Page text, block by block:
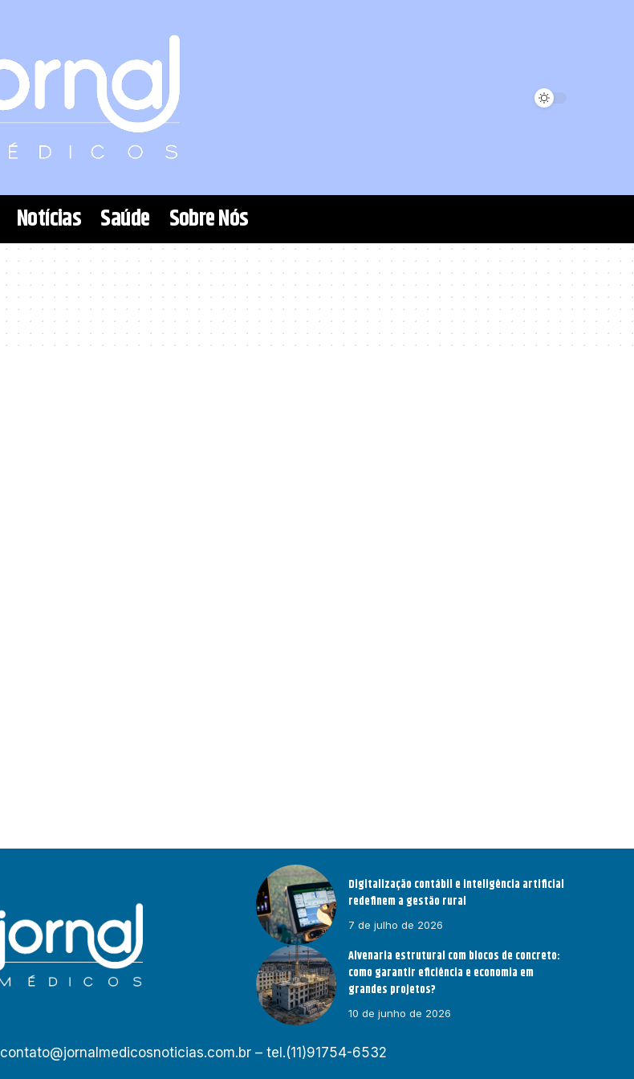
Notícias Saúde Sobre Nós
Digitalização contábil e inteligência artificial
redefinem a gestão rural
7 de julho de 2026
Alvenaria estrutural com blocos de concreto:
como garantir eficiência e economia em
grandes projetos?
10 de junho de 2026
contato@jornalmedicosnoticias.com.br– tel.(11)91754-6532